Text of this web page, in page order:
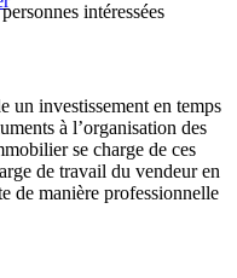
intéressées
un investissement en temps
à l’organisation des
se charge de ces
de travail du vendeur en
de manière professionnelle